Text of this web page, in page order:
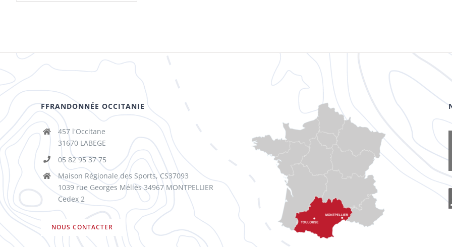
FFRANDONNÉE OCCITANIE
457 l'Occitane
31670 LABEGE
05 82 95 37 75
Maison Régionale des Sports, CS37093
1039 rue Georges Méliès 34967 MONTPELLIER
Cedex 2
NOUS CONTACTER